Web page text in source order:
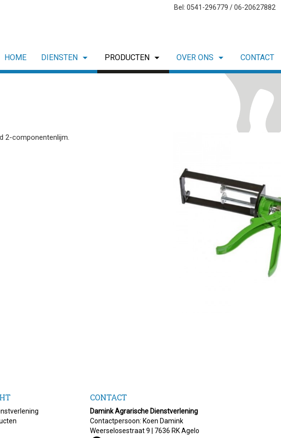
Bel: 0541-296779 / 06-20627882
HOME DIENSTEN PRODUCTEN OVER ONS CONTACT
2-componentenlijm.
CONTACT
Damink Agrarische Dienstverlening
Contactpersoon: Koen Damink
Weerselosestraat 9 | 7636 RK Agelo